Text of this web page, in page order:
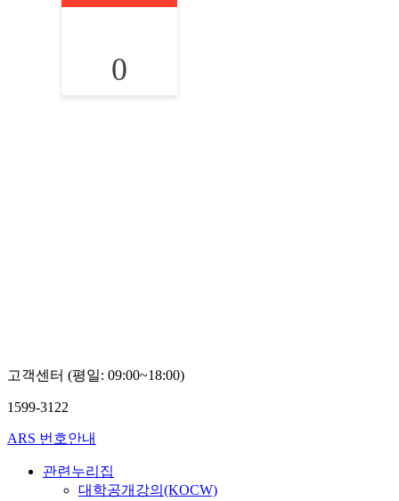
0
고객센터 (평일: 09:00~18:00)
1599-3122
ARS 번호안내
관련누리집
대학공개강의(KOCW)